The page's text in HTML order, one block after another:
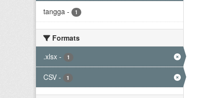
tangga - 1
Formats
.xlsx - 1
CSV - 1